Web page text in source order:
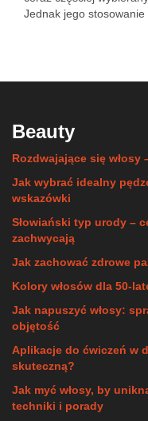
Jednak jego
Beauty
Rozdwajające się
Jak wybrać idealny
wskazówki
Słowiański typ urody –
zachwycają
Jak zachować zdrowe
Kolory włosów dla 50-
Jak napuszyć włosy:
objętość
Aplikacje do ćwiczeń w
skuteczną?
Jak myć włosy, by
techniki i porady